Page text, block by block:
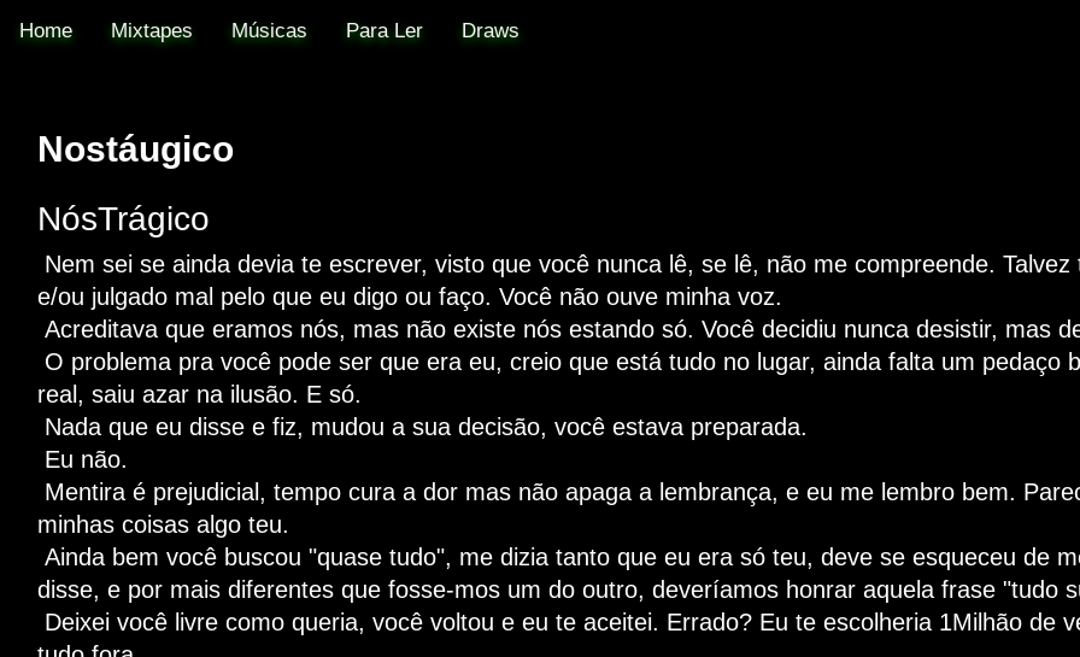
@akafinex / #MadeInTql ~ Rap Nacional
Home Mixtapes Músicas Para Ler Draws
Nostáugico
NósTrágico
Nem sei se ainda devia te escrever, visto que você nunca lê, se lê, não me compreende.
e/ou julgado mal pelo que eu digo ou faço. Você não ouve minha voz.
Acreditava que eramos nós, mas não existe nós estando só. Você decidiu nunca desistir, mas
O problema pra você pode ser que era eu, creio que está tudo no lugar, ainda falta um pedaço
real, saiu azar na ilusão. E só.
Nada que eu disse e fiz, mudou a sua decisão, você estava preparada.
Eu não.
Mentira é prejudicial, tempo cura a dor mas não apaga a lembrança, e eu me lembro bem.
minhas coisas algo teu.
Ainda bem você buscou "quase tudo", me dizia tanto que eu era só teu, deve se esqueceu de
disse, e por mais diferentes que fosse-mos um do outro, deveríamos honrar aquela frase "tudo
Deixei você livre como queria, você voltou e eu te aceitei. Errado? Eu te escolheria 1Milhão de